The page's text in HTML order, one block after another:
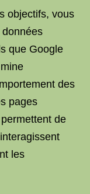
objectifs, vous
que Google
des
pages
de
les